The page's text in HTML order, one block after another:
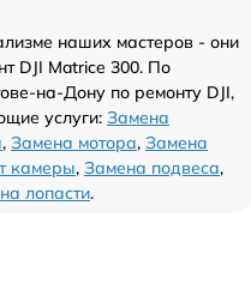
наших мастеров - они
DJI Matrice 300. По
на-Дону по ремонту DJI,
услуги: Замена
, Замена мотора, Замена
камеры, Замена подвеса,
лопасти.